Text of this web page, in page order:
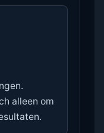
alleen om